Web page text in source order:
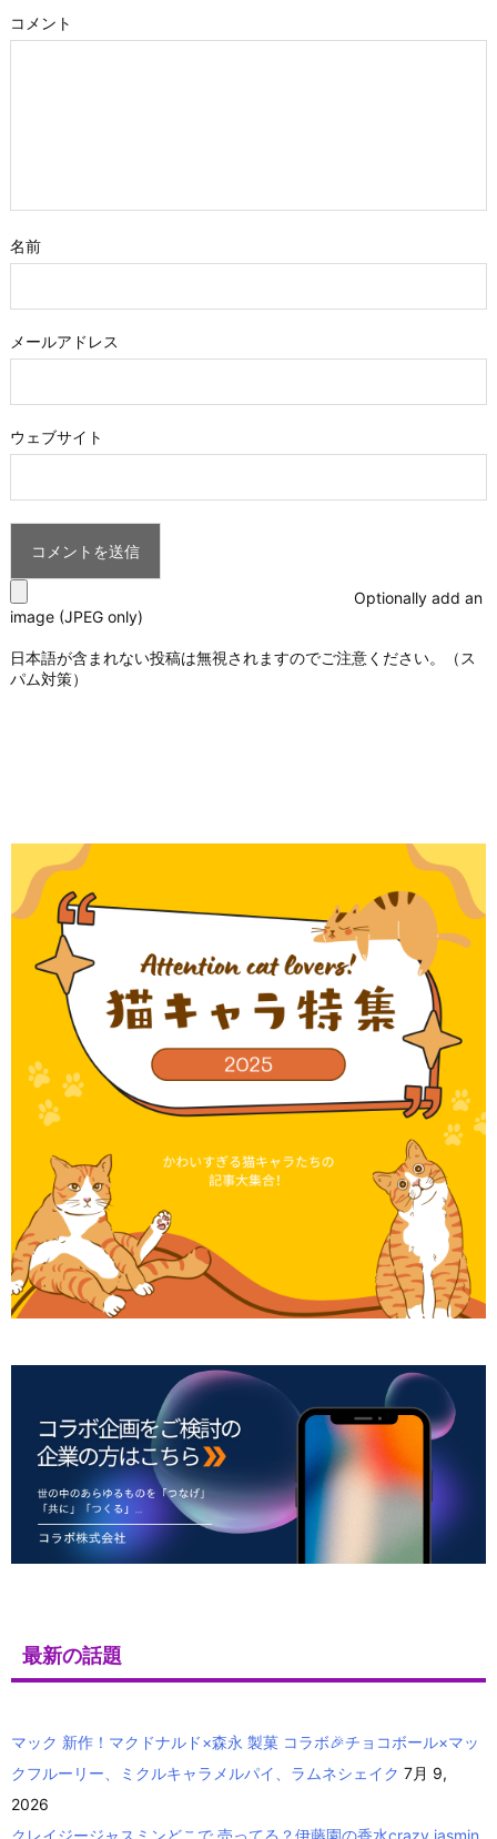
コメント
名前
メールアドレス
ウェブサイト
Optionally add an
image (JPEG only)
日本語が含まれない投稿は無視されますのでご注意ください。（ス
パム対策）
最新の話題
マック 新作！マクドナルド×森永 製菓 コラボ🎉チョコボール×マッ
クフルーリー、ミクルキャラメルパイ、ラムネシェイク 7月 9,
2026
クレイジージャスミンどこで 売ってる？伊藤園の香水crazy jasmin